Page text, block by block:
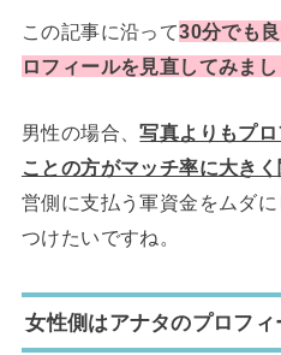
この記事に沿って30分でも
ロフィールを見直してみまし
男性の場合、写真よりもプ
ことの方がマッチ率に大き
営側に支払う軍資金をムダ
つけたいですね。
女性側はアナタのプロフ